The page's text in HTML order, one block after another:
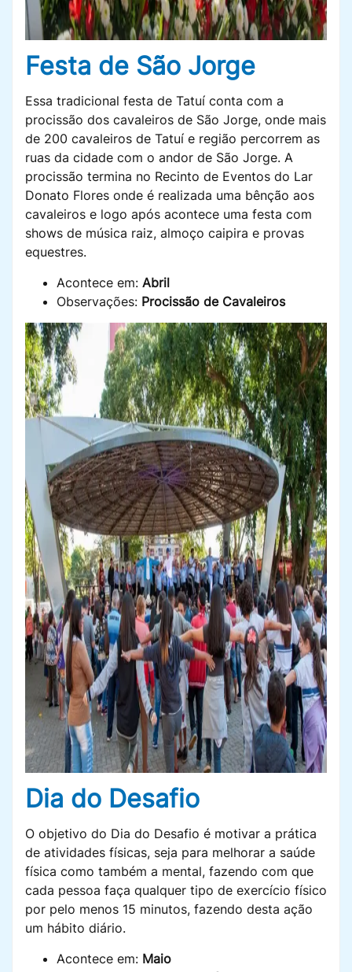
Festa de São Jorge
Essa tradicional festa de Tatuí conta com a
procissão dos cavaleiros de São Jorge, onde mais
de 200 cavaleiros de Tatuí e região percorrem as
ruas da cidade com o andor de São Jorge. A
procissão termina no Recinto de Eventos do Lar
Donato Flores onde é realizada uma bênção aos
cavaleiros e logo após acontece uma festa com
shows de música raiz, almoço caipira e provas
equestres.
Acontece em: Abril
Observações: Procissão de Cavaleiros
Dia do Desafio
O objetivo do Dia do Desafio é motivar a prática
de atividades físicas, seja para melhorar a saúde
física como também a mental, fazendo com que
cada pessoa faça qualquer tipo de exercício físico
por pelo menos 15 minutos, fazendo desta ação
um hábito diário.
Acontece em: Maio